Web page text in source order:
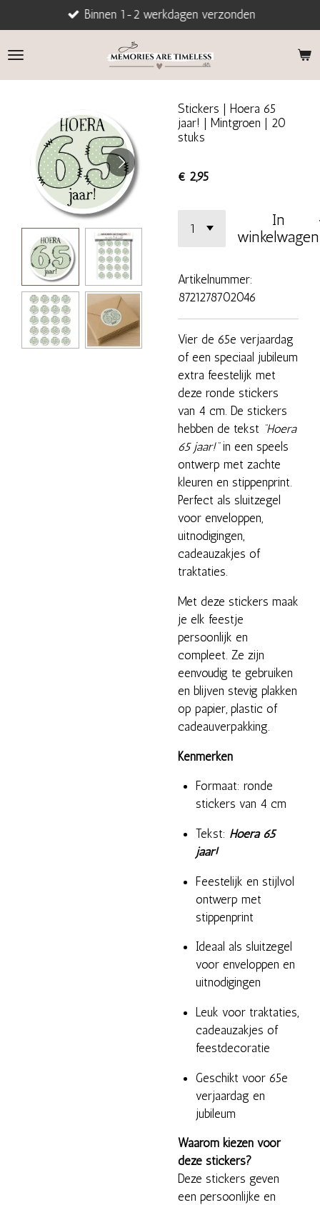
direct
naar
Binnen 1-2 werkdagen verzonden
Stickers | Hoera 65
jaar! | Mintgroen | 20
stuks
€ 2,95
In
winkelwagen
Artikelnummer:
8721278702046
Vier de 65e verjaardag
of een speciaal jubileum
extra feestelijk met
deze ronde stickers
van 4 cm. De stickers
hebben de tekst “Hoera
65 jaar!”in een speels
ontwerp met zachte
kleuren en stippenprint.
Perfect als sluitzegel
voor enveloppen,
uitnodigingen,
cadeauzakjes of
traktaties.
Met deze stickers maak
je elk feestje
persoonlijk en
compleet. Ze zijn
eenvoudig te gebruiken
en blijven stevig plakken
op papier, plastic of
cadeauverpakking.
Kenmerken
Formaat: ronde
stickers van 4 cm
Tekst: Hoera 65
jaar!
Feestelijk en stijlvol
ontwerp met
stippenprint
Ideaal als sluitzegel
voor enveloppen en
uitnodigingen
Leuk voor traktaties,
cadeauzakjes of
feestdecoratie
Geschikt voor 65e
verjaardag en
jubileum
Waarom kiezen voor
deze stickers?
Deze stickers geven
een persoonlijke en